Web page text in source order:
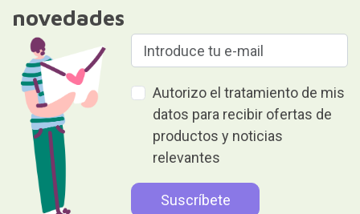
novedades
Autorizo el tratamiento de mis
datos para recibir ofertas de
productos y noticias
relevantes